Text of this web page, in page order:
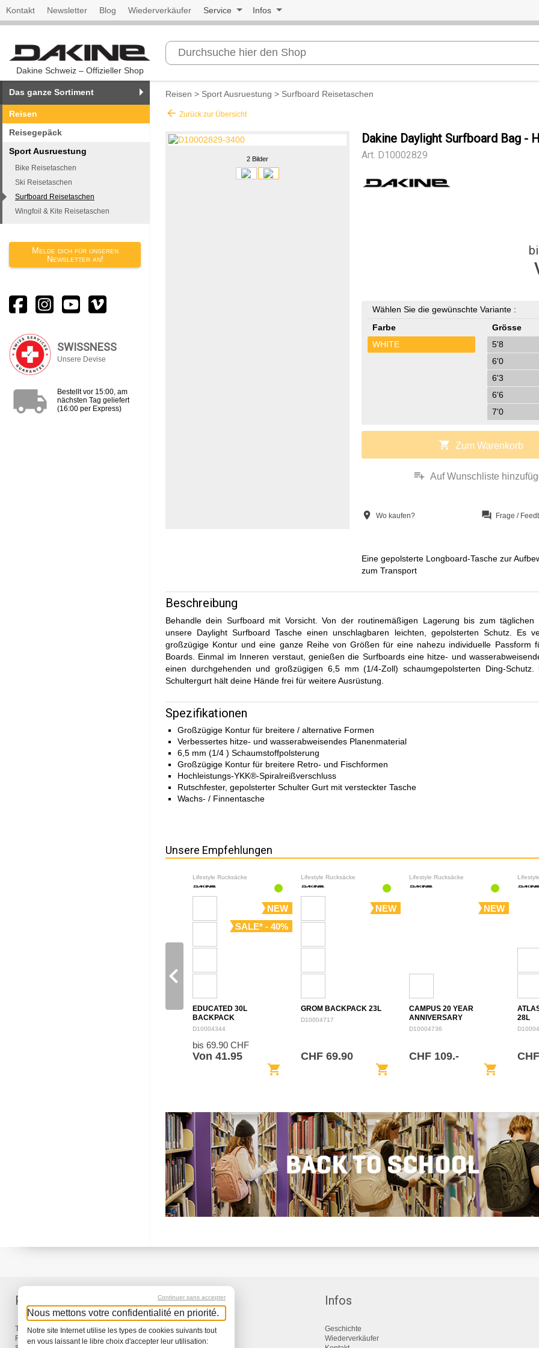
Kontakt Newsletter Blog Wiederverkäufer Service Infos
Dakine Schweiz – Offizieller Shop
Das ganze Sortiment
Reisen
Reisegepäck
Sport Ausruestung
Bike Reisetaschen
Ski Reisetaschen
Surfboard Reisetaschen
Wingfoil & Kite Reisetaschen
Melde dich für unseren
Newsletter an!
SWISSNESS
Unsere Devise
local_shipping
Bestellt vor 15:00, am
nächsten Tag geliefert
(16:00 per Express)
Reisen > Sport Ausruestung > Surfboard Reisetaschen
arrow_back Zurück zur Übersicht
2 Bilder
Dakine Daylight Surfboard Bag -
Art. D10002829
Wählen Sie die gewünschte Variante :
Farbe
WHITE
Grösse
5'8
6'0
6'3
6'6
7'0
shopping_cart Zum Warenkorb
playlist_add Auf Wunschliste
location_on Wo kaufen? question_answer Frage /
Eine gepolsterte Longboard-Tasche zur
zum Transport
Beschreibung
Behandle dein Surfboard mit Vorsicht. Von der routinemäßigen Lagerung bis zum täglichen
unsere Daylight Surfboard Tasche einen unschlagbaren leichten, gepolsterten Schutz. Es
großzügige Kontur und eine ganze Reihe von Größen für eine nahezu individuelle Passform
Boards. Einmal im Inneren verstaut, genießen die Surfboards eine hitze- und
einen durchgehenden und großzügigen 6,5 mm (1/4-Zoll) schaumgepolsterten Ding-Schutz.
Schultergurt hält deine Hände frei für weitere Ausrüstung.
Spezifikationen
Großzügige Kontur für breitere / alternative Formen
Verbessertes hitze- und wasserabweisendes Planenmaterial
6,5 mm (1/4 ) Schaumstoffpolsterung
Großzügige Kontur für breitere Retro- und Fischformen
Hochleistungs-YKK®-Spiralreißverschluss
Rutschfester, gepolsterter Schulter Gurt mit versteckter Tasche
Wachs- / Finnentasche
Unsere Empfehlungen
Lifestyle Rucksäcke
NEW
SALE* - 40%
EDUCATED 30L
BACKPACK
D10004344
bis 69.90 CHF
Von 41.95
shopping_cart
Lifestyle Rucksäcke
NEW
GROM BACKPACK 23L
D10004717
CHF 69.90
shopping_cart
Lifestyle Rucksäcke
NEW
CAMPUS 20 YEAR
ANNIVERSARY
BACKPACK 28L
D10004736
CHF 109.-
shopping_cart
28L
navigate_before
Produkte
Taschen & Rucksäcke
Reisen
Service
Lieferung
Garantie
Infos
Geschichte
Wiederverkäufer
Continuer sans accepter
Nous mettons votre confidentialité en priorité.
Notre site Internet utilise les types de cookies suivants tout
en vous laissant le libre choix d'accepter leur utilisation: